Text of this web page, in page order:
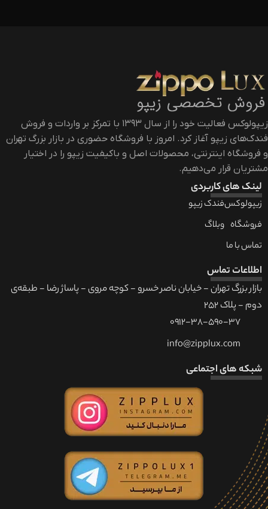
زیپولوکس فعالیت خود را از سال ۱۳۹۳ با تمرکز بر واردات و فروش
فندک‌های زیپو آغاز کرد. امروز با فروشگاه حضوری در بازار بزرگ تهران
و فروشگاه اینترنتی، محصولات اصل و باکیفیت زیپو را در اختیار
مشتریان قرار می‌دهیم.
لینک های کاربردی
زیپولوکس
فروشگاه
تماس با ما
فندک زیپو
وبلاگ
اطلاعات تماس
بازار بزرگ تهران - خیابان ناصر خسرو - کوچه مروی - پاساژ رضا - طبقه‌ی
دوم - پلاک 252
0912-38-590-37
info@zipplux.com
شبکه های اجتماعی